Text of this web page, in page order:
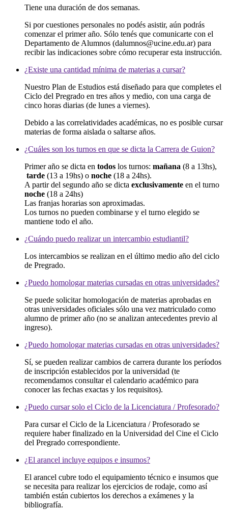
Tiene una duración de dos semanas.
Si por cuestiones personales no podés asistir, aún podrás
comenzar el primer año. Sólo tenés que comunicarte con el
Departamento de Alumnos (dalumnos@ucine.edu.ar) para
recibir las indicaciones sobre cómo recuperar esta instrucción.
¿Existe una cantidad mínima de materias a cursar?
Nuestro Plan de Estudios está diseñado para que completes el
Ciclo del Pregrado en tres años y medio, con una carga de
cinco horas diarias (de lunes a viernes).
Debido a las correlatividades académicas, no es posible cursar
materias de forma aislada o saltarse años.
¿Cuáles son los turnos en que se dicta la Carrera de Guion?
Primer año se dicta en todos los turnos: mañana (8 a 13hs),
tarde (13 a 19hs) o noche (18 a 24hs).
A partir del segundo año se dicta exclusivamente en el turno
noche (18 a 24hs)
Las franjas horarias son aproximadas.
Los turnos no pueden combinarse y el turno elegido se
mantiene todo el año.
¿Cuándo puedo realizar un intercambio estudiantil?
Los intercambios se realizan en el último medio año del ciclo
de Pregrado.
¿Puedo homologar materias cursadas en otras universidades?
Se puede solicitar homologación de materias aprobadas en
otras universidades oficiales sólo una vez matriculado como
alumno de primer año (no se analizan antecedentes previo al
ingreso).
¿Puedo homologar materias cursadas en otras universidades?
Sí, se pueden realizar cambios de carrera durante los períodos
de inscripción establecidos por la universidad (te
recomendamos consultar el calendario académico para
conocer las fechas exactas y los requisitos).
¿Puedo cursar solo el Ciclo de la Licenciatura / Profesorado?
Para cursar el Ciclo de la Licenciatura / Profesorado se
requiere haber finalizado en la Universidad del Cine el Ciclo
del Pregrado correspondiente.
¿El arancel incluye equipos e insumos?
El arancel cubre todo el equipamiento técnico e insumos que
se necesita para realizar los ejercicios de rodaje, como así
también están cubiertos los derechos a exámenes y la
bibliografía.